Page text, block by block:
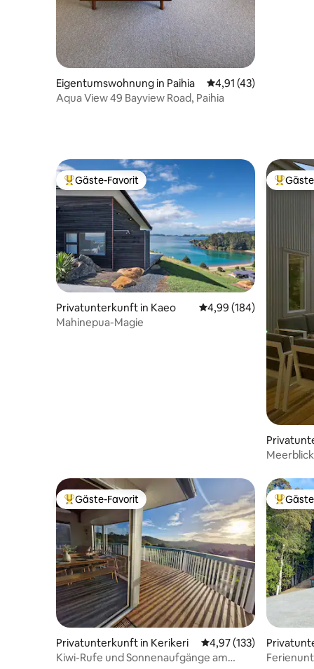
Eigentumswohnung in Paihia Durchschnittliche
4,91 (43)
Aqua View 49 Bayview Road, Paihia
Beliebter Gäste-Favorit.
Gäste-Favorit
Privatunterkunft in Kaeo Durchschnittliche
4,99 (184)
Mahinepua-Magie
Beliebter Gäste-Favorit.
Gäste-Favorit
Privatunterkunft in Kerikeri Durchschnittliche
4,97 (133)
Kiwi-Rufe und Sonnenaufgänge am